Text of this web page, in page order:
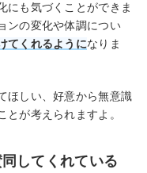
にも気づくことができま
ンの変化や体調につい
てくれるようになりま
ほしい、好意から無意識
が考えられますよ。
してくれている